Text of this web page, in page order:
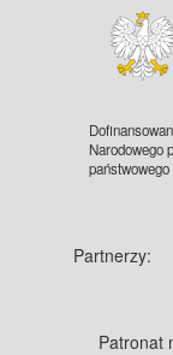
Narodowego
Partnerzy:
Patronat